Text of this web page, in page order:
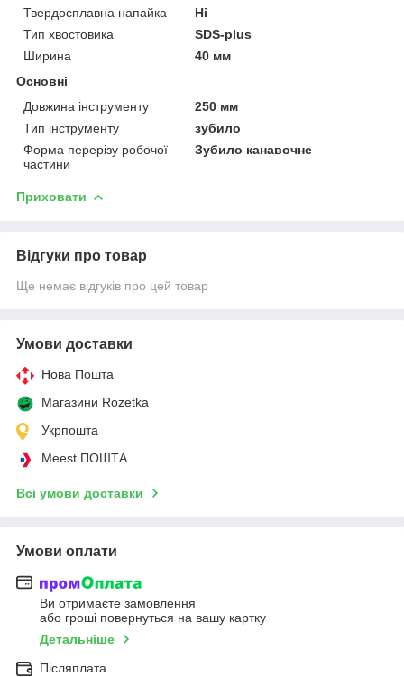
Твердосплавна напайка
Ні
Тип хвостовика
SDS-plus
Ширина
40 мм
Основні
Довжина інструменту
250 мм
Тип інструменту
зубило
Форма перерізу робочої
частини
Зубило канавочне
Приховати
Відгуки про товар
Ще немає відгуків про цей товар
Умови доставки
Нова Пошта
Магазини Rozetka
Укрпошта
Meest ПОШТА
Всі умови доставки
Умови оплати
Ви отримаєте замовлення
або гроші повернуться на вашу картку
Детальніше
Післяплата